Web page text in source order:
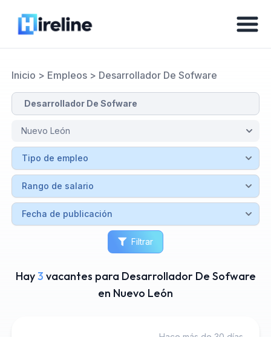
Inicio > Empleos> Desarrollador De Sofware
Filtrar
Hay3 vacantes para Desarrollador De Sofware
en Nuevo León